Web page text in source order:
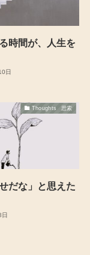
時間が、人生を
日
Thoughts 思索
だな」と思えた